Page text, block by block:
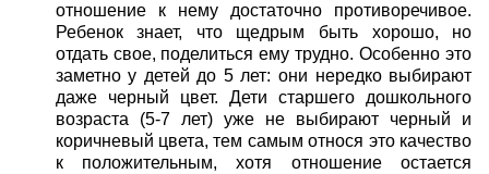
отношение к нему достаточно противоречивое.
Ребенок знает, что щедрым быть хорошо, но
отдать свое, поделиться ему трудно. Особенно это
заметно у детей до 5 лет: они нередко выбирают
даже черный цвет. Дети старшего дошкольного
возраста (5-7 лет) уже не выбирают черный и
коричневый цвета, тем самым относя это качество
к положительным, хотя отношение остается